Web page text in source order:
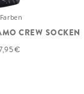
CREW SOCKEN
€